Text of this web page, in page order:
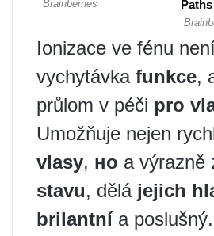
Ionizace ve fénu
vychytávka funkce,
průlom v péči pro
Umožňuje nejen
vlasy, но a výrazně
stavu, dělá jejich
brilantnía